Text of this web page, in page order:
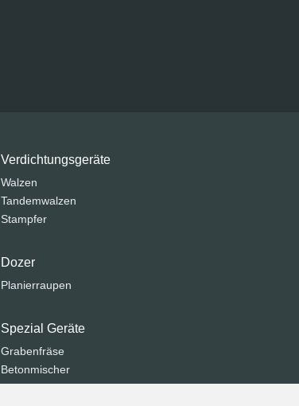
Verdichtungsgeräte
Walzen
Tandemwalzen
Stampfer
Dozer
Planierraupen
Spezial Geräte
Grabenfräse
Betonmischer
Kommunaltechnik